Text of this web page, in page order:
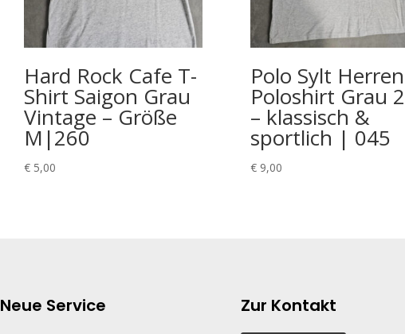
Hard Rock Cafe T-
Shirt Saigon Grau
Vintage – Größe
M|260
€5,00
Polo Sylt Herren
Poloshirt Grau
– klassisch &
sportlich | 045
€9,00
Neue Service Zur Kontakt